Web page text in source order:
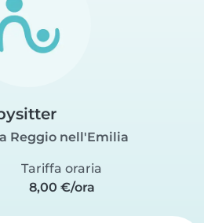
Reggio nell'Emilia
Tariffa oraria
8,00 €/ora